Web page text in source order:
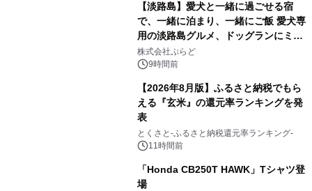
【淡路島】愛犬と一緒に過ごせる宿
で、一緒に泊まり、一緒にご飯 愛犬専
用の淡路島グルメ、ドッグランにミニ
プール グランピングとトレーラーハウ
スの2施設で
株式会社ぷらど
9時間前
【2026年8月版】ふるさと納税でもら
える『玄米』の還元率ランキングを発
表
とくさと-ふるさと納税還元率ランキング-
11時間前
「Honda CB250T HAWK」Tシャツ登
場